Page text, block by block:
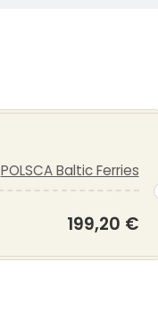
POLSCA Baltic Ferries
199,20 €